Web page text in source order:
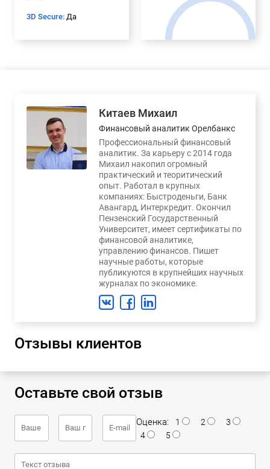
3D Secure: Да
Китаев Михаил
Финансовый аналитик Орелбанкс
Профессиональный финансовый
аналитик. За карьеру с 2014 года
Михаил накопил огромный
практический и теоритический
опыт. Работал в крупных
компаниях: Быстроденьги, Банк
Авангард, Интеркредит. Окончил
Пензенский Государственный
Университет, имеет сертификаты по
финансовой аналитике,
управлению финансов. Пишет
научные работы, которые
публикуются в крупнейших научных
журналах по экономике.
Отзывы клиентов
Оставьте свой отзыв
Оценка: 1 2
3
4
5